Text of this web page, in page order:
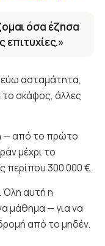
όσα έζησα
επιτυχίες.»
ασταμάτητα,
το σκάφος, άλλες
— από το πρώτο
μέχρι το
περίπου 300.000 €.
Όλη αυτή η
μάθημα — για να
από το μηδέν.